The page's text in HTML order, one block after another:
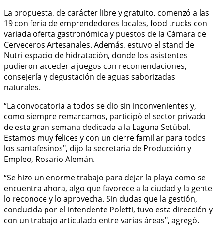
La propuesta, de carácter libre y gratuito, comenzó a las
19 con feria de emprendedores locales, food trucks con
variada oferta gastronómica y puestos de la Cámara de
Cerveceros Artesanales. Además, estuvo el stand de
Nutri espacio de hidratación, donde los asistentes
pudieron acceder a juegos con recomendaciones,
consejería y degustación de aguas saborizadas
naturales.
“La convocatoria a todos se dio sin inconvenientes y,
como siempre remarcamos, participó el sector privado
de esta gran semana dedicada a la Laguna Setúbal.
Estamos muy felices y con un cierre familiar para todos
los santafesinos", dijo la secretaria de Producción y
Empleo, Rosario Alemán.
“Se hizo un enorme trabajo para dejar la playa como se
encuentra ahora, algo que favorece a la ciudad y la gente
lo reconoce y lo aprovecha. Sin dudas que la gestión,
conducida por el intendente Poletti, tuvo esta dirección y
con un trabajo articulado entre varias áreas", agregó.